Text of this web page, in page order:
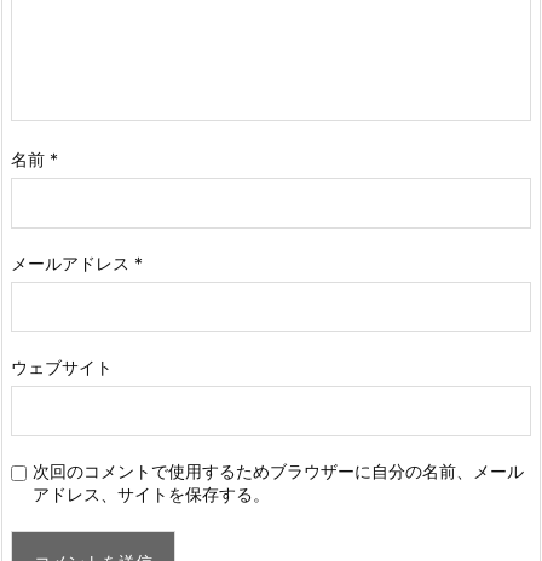
名前 *
メールアドレス *
ウェブサイト
次回のコメントで使用するためブラウザーに自分の名前、メール
アドレス、サイトを保存する。